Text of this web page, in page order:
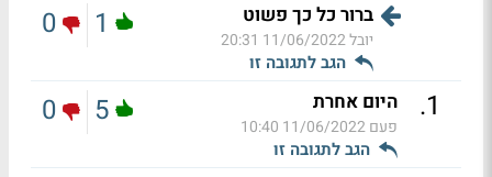
ברור כל כך פשוט
יובל11/06/2022 20:31
הגב לתגובה זו
1
0
1
. היום אחרת
פעם11/06/2022 10:40
הגב לתגובה זו
5
0